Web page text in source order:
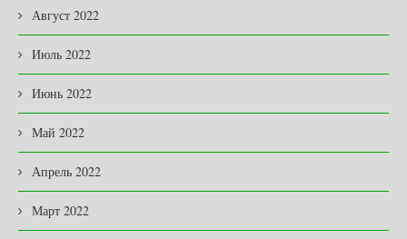
Август 2022
Июль 2022
Июнь 2022
Май 2022
Апрель 2022
Март 2022